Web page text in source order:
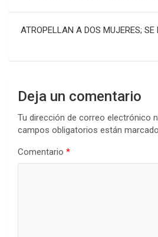
entradas
ATROPELLAN A DOS MUJERES; SE
Deja un comentario
Tu dirección de correo electrónico
campos obligatorios están
Comentario *